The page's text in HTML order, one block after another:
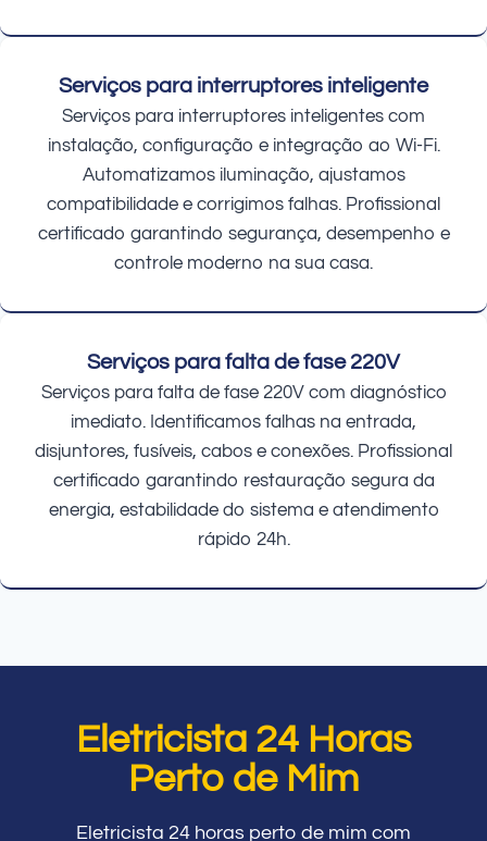
Serviços para interruptores inteligente
Serviços para interruptores inteligentes com
instalação, configuração e integração ao Wi-Fi.
Automatizamos iluminação, ajustamos
compatibilidade e corrigimos falhas. Profissional
certificado garantindo segurança, desempenho e
controle moderno na sua casa.
Serviços para falta de fase 220V
Serviços para falta de fase 220V com diagnóstico
imediato. Identificamos falhas na entrada,
disjuntores, fusíveis, cabos e conexões. Profissional
certificado garantindo restauração segura da
energia, estabilidade do sistema e atendimento
rápido 24h.
Eletricista 24 Horas
Perto de Mim
Eletricista 24 horas perto de mim com